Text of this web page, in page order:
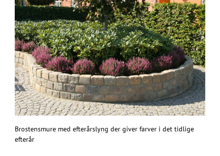
Brostensmure med efterårslyng der giver farver i det tidlige
efterår